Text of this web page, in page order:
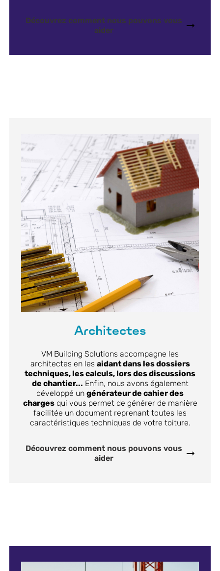
Découvrez comment nous pouvons vous
aider
Architectes
VM Building Solutions accompagne les
architectes en les aidant dans les dossiers
techniques, les calculs, lors des discussions
de chantier... Enfin, nous avons également
développé un générateur de cahier des
chargesqui vous permet de générer de manière
facilitée un document reprenant toutes les
caractéristiques techniques de votre toiture.
Découvrez comment nous pouvons vous
aider